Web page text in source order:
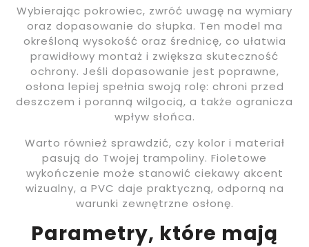
Wybierając pokrowiec, zwróć uwagę na wymiary
oraz dopasowanie do słupka. Ten model ma
określoną wysokość oraz średnicę, co ułatwia
prawidłowy montaż i zwiększa skuteczność
ochrony. Jeśli dopasowanie jest poprawne,
osłona lepiej spełnia swoją rolę: chroni przed
deszczem i poranną wilgocią, a także ogranicza
wpływ słońca.
Warto również sprawdzić, czy kolor i materiał
pasują do Twojej trampoliny. Fioletowe
wykończenie może stanowić ciekawy akcent
wizualny, a PVC daje praktyczną, odporną na
warunki zewnętrzne osłonę.
Parametry, które mają